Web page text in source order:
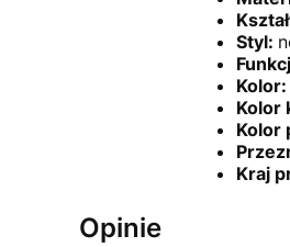
Styl:
Kolor:
Kolor
Kolor
Kraj
Opinie